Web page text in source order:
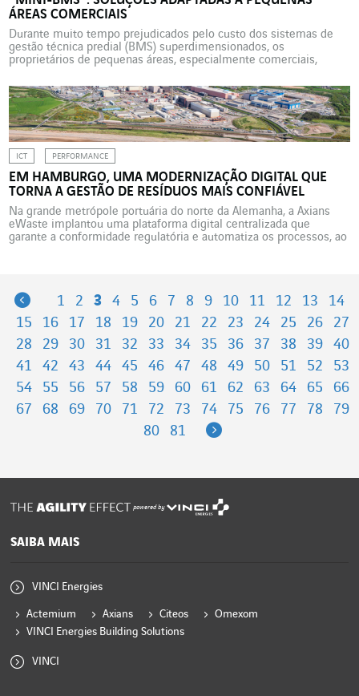
ÁREAS COMERCIAIS
Durante muito tempo prejudicados pelo custo dos sistemas de
gestão técnica predial (BMS) superdimensionados, os
proprietários de pequenas áreas, especialmente comerciais,
O diagnóstico é claro. Segundo o GIMELEC, grupo de empresas do
setor eletroeletrônico e digital francês, apenas 16% dos
estabelecimentos, edifícios e espaços comerciais estão […]
ICT PERFORMANCE
EM HAMBURGO, UMA MODERNIZAÇÃO DIGITAL QUE
TORNA A GESTÃO DE RESÍDUOS MAIS CONFIÁVEL
Na grande metrópole portuária do norte da Alemanha, a Axians
eWaste implantou uma plataforma digital centralizada que
garante a conformidade regulatória e automatiza os processos, ao
Previous
1 2 3 4 5 6 7 8 9 10 11 12 13
14
15
16 17 18 19 20 21 22 23 24 25 26
27
28
29 30 31 32 33 34 35 36 37 38 39
40
41
42 43 44 45 46 47 48 49 50 51 52
53
54
55 56 57 58 59 60 61 62 63 64 65
66
67
68 69 70 71 72 73 74 75 76 77 78
79
80
81 Next
powered by
SAIBA MAIS
VINCI Energies
Actemium Axians Citeos
Omexom
VINCI Energies Building Solutions
VINCI